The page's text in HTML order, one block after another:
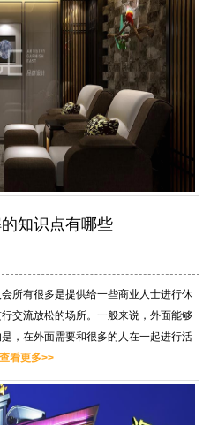
知识点有哪些
所有很多是提供给一些商业人士进行休
交流放松的场所。一般来说，外面能够
，在外面需要和很多的人在一起进行活
查看更多>>